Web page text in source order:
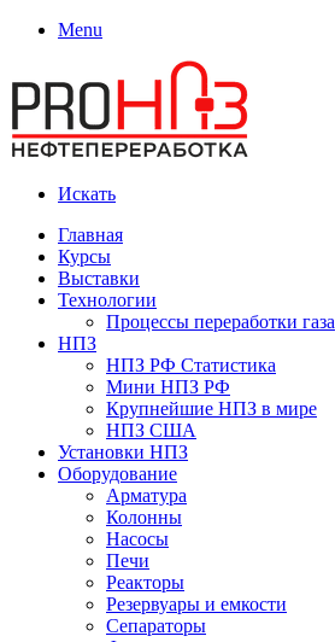
Menu
Искать
Главная
Курсы
Выставки
Технологии
Процессы переработки газа
НПЗ
НПЗ РФ Статистика
Мини НПЗ РФ
Крупнейшие НПЗ в мире
НПЗ США
Установки НПЗ
Оборудование
Арматура
Колонны
Насосы
Печи
Реакторы
Резервуары и емкости
Сепараторы